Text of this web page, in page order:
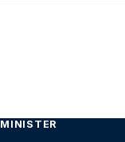
MINISTER